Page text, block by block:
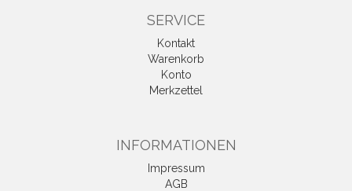
SERVICE
Kontakt
Warenkorb
Konto
Merkzettel
INFORMATIONEN
Impressum
AGB